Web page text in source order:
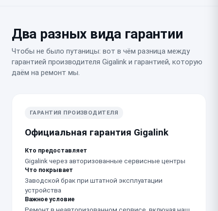
Два разных вида гарантии
Чтобы не было путаницы: вот в чём разница между
гарантией производителя Gigalink и гарантией, которую
даём на ремонт мы.
ГАРАНТИЯ ПРОИЗВОДИТЕЛЯ
Официальная гарантия Gigalink
Кто предоставляет
Gigalink через авторизованные сервисные центры
Что покрывает
Заводской брак при штатной эксплуатации
устройства
Важное условие
Ремонт в неавторизованном сервисе, включая наш,